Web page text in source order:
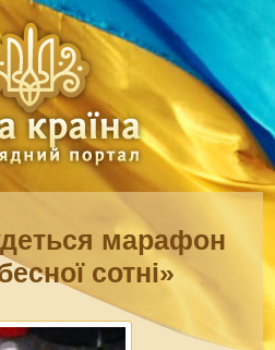
марафон
сотні»